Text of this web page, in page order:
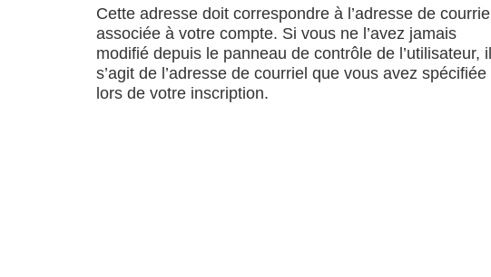
Cette adresse doit correspondre à l’adresse de courriel
associée à votre compte. Si vous ne l’avez jamais
modifié depuis le panneau de contrôle de l’utilisateur, il
s’agit de l’adresse de courriel que vous avez spécifiée
lors de votre inscription.